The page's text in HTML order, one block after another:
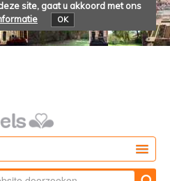
site, gaat u akkoord met ons
OK